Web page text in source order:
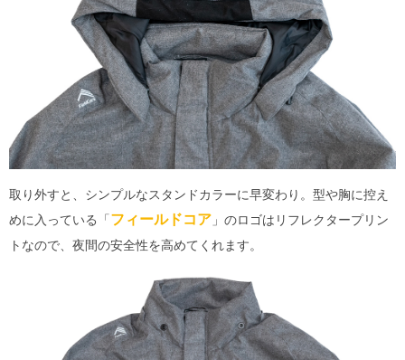
取り外すと、シンプルなスタンドカラーに早変わり。型や胸に控え
めに入っている「フィールドコア 」のロゴはリフレクタープリン
トなので、夜間の安全性を高めてくれます。